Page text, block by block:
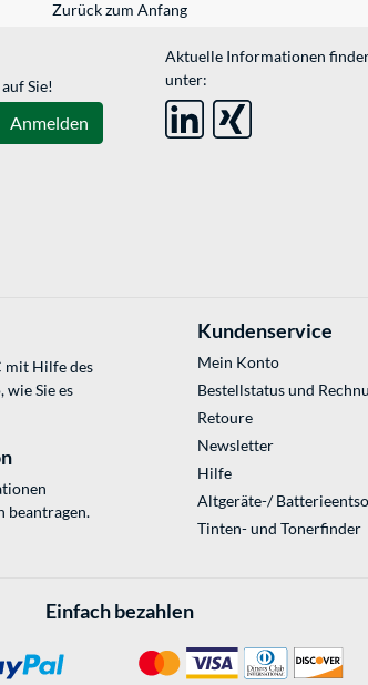
Zurück zum Anfang
Sie!
Anmelden
Aktuelle Informationen
unter:
mit Hilfe des
wie Sie es
beantragen.
Kundenservice
Mein Konto
Bestellstatus und
Retoure
Newsletter
Hilfe
Altgeräte-/
Tinten- und Tonerfinder
Einfach bezahlen